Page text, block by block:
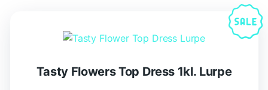
Tasty Flowers Top Dress 1kl. Lurpe